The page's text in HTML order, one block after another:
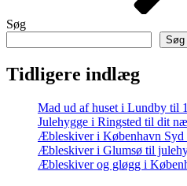
Søg
Søg
Tidligere indlæg
Mad ud af huset i Lundby til
Julehygge i Ringsted til dit
Æbleskiver i København Syd
Æbleskiver i Glumsø til
Æbleskiver og gløgg i